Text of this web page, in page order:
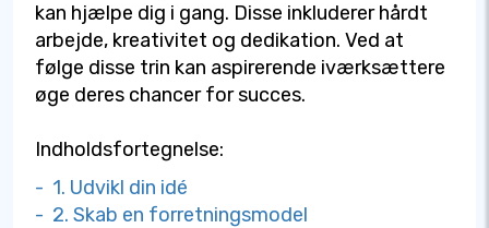
kan hjælpe dig i gang. Disse inkluderer hårdt
arbejde, kreativitet og dedikation. Ved at
følge disse trin kan aspirerende iværksættere
øge deres chancer for succes.
Indholdsfortegnelse:
- 1. Udvikl din idé
- 2. Skab en forretningsmodel